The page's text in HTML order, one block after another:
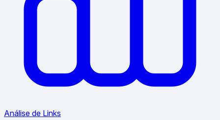
Análise de Links